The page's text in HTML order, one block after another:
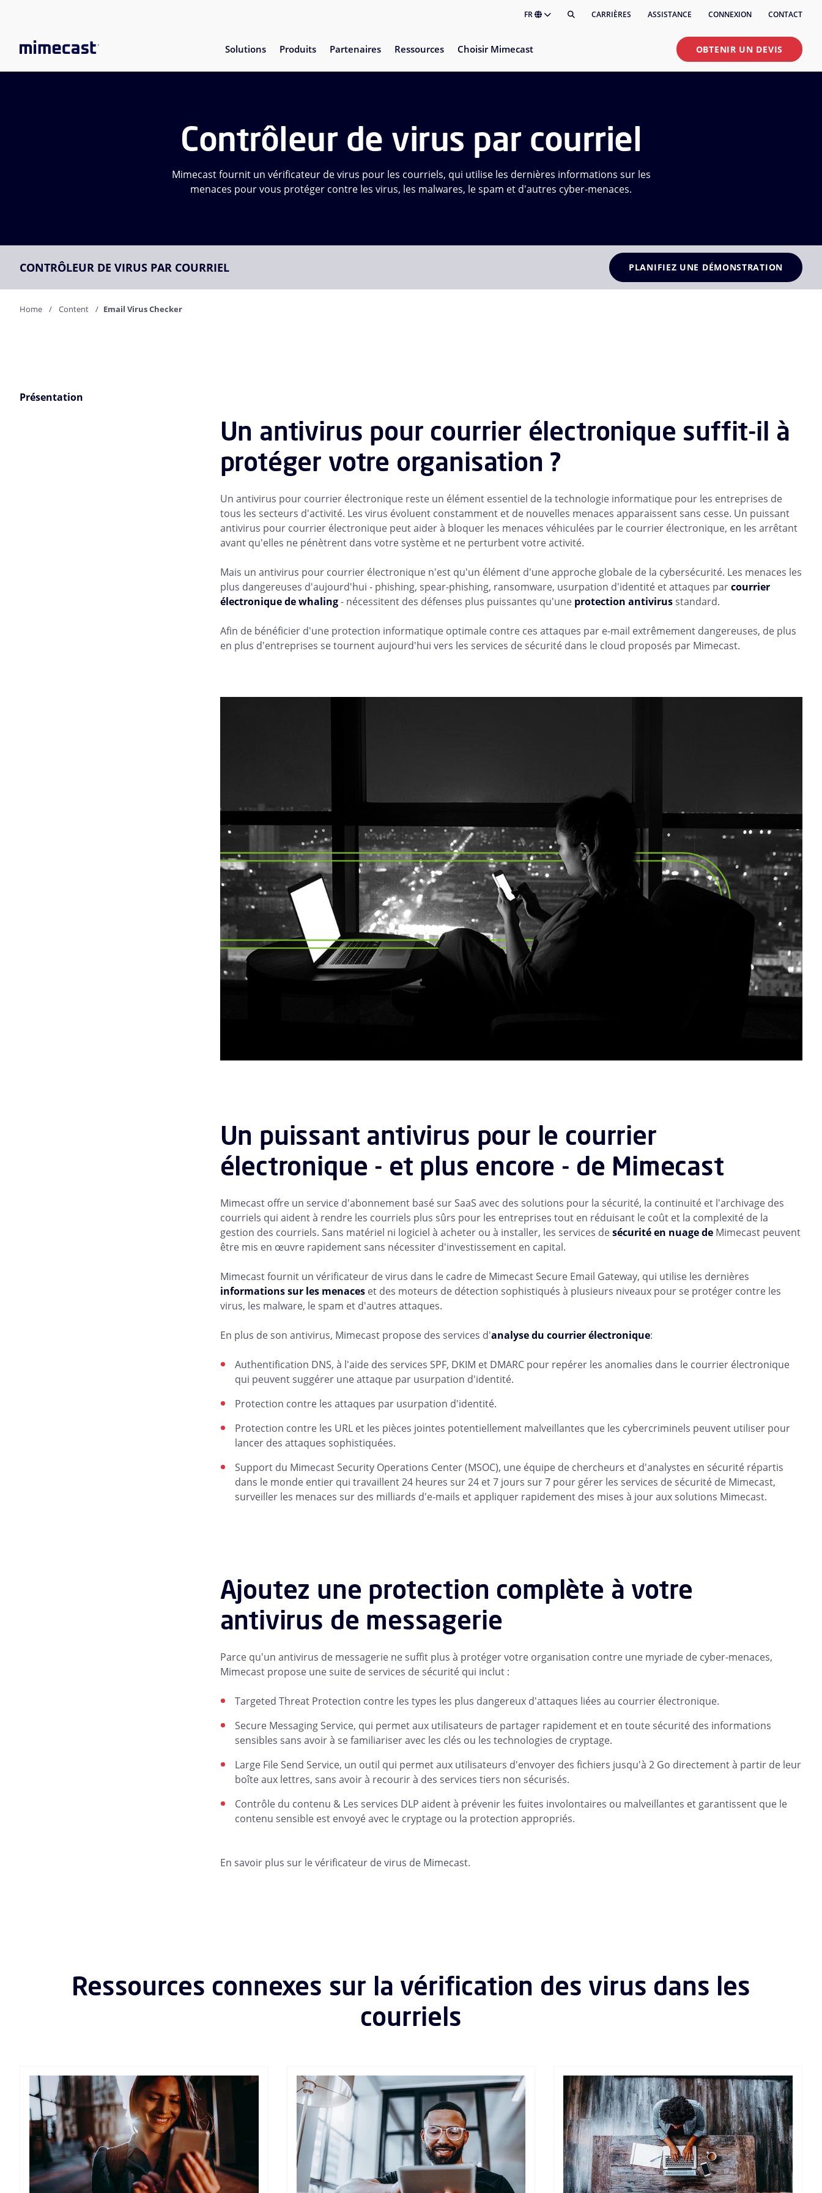
FR CARRIÈRES ASSISTANCE CONNEXION CONTACT
Solutions Produits Partenaires Ressources Choisir Mimecast OBTENIR UN DEVIS
Contrôleur de virus par courriel
Mimecast fournit un vérificateur de virus pour les courriels, qui utilise les dernières informations sur les
menaces pour vous protéger contre les virus, les malwares, le spam et d'autres cyber-menaces.
CONTRÔLEUR DE VIRUS PAR COURRIEL PLANIFIEZ UNE DÉMONSTRATION
Home Content Email Virus Checker
Présentation
Un antivirus pour courrier électronique suffit-il à
protéger votre organisation ?
Un antivirus pour courrier électronique reste un élément essentiel de la technologie informatique pour les entreprises de
tous les secteurs d'activité. Les virus évoluent constamment et de nouvelles menaces apparaissent sans cesse. Un puissant
antivirus pour courrier électronique peut aider à bloquer les menaces véhiculées par le courrier électronique, en les arrêtant
avant qu'elles ne pénètrent dans votre système et ne perturbent votre activité.
Mais un antivirus pour courrier électronique n'est qu'un élément d'une approche globale de la cybersécurité. Les menaces les
plus dangereuses d'aujourd'hui - phishing, spear-phishing, ransomware, usurpation d'identité et attaques parcourrier
électronique de whaling- nécessitent des défenses plus puissantes qu'une protection antivirusstandard.
Afin de bénéficier d'une protection informatique optimale contre ces attaques par e-mail extrêmement dangereuses, de plus
en plus d'entreprises se tournent aujourd'hui vers les services de sécurité dans le cloud proposés par Mimecast.
Un puissant antivirus pour le courrier
électronique - et plus encore - de Mimecast
Mimecast offre un service d'abonnement basé sur SaaS avec des solutions pour la sécurité, la continuité et l'archivage des
courriels qui aident à rendre les courriels plus sûrs pour les entreprises tout en réduisant le coût et la complexité de la
gestion des courriels. Sans matériel ni logiciel à acheter ou à installer, les services desécurité en nuage deMimecast peuvent
être mis en œuvre rapidement sans nécessiter d'investissement en capital.
Mimecast fournit un vérificateur de virus dans le cadre de Mimecast Secure Email Gateway, qui utilise les dernières
informations sur les menaceset des moteurs de détection sophistiqués à plusieurs niveaux pour se protéger contre les
virus, les malware, le spam et d'autres attaques.
En plus de son antivirus, Mimecast propose des services d'analyse du courrier électronique:
Authentification DNS, à l'aide des services SPF, DKIM et DMARC pour repérer les anomalies dans le courrier électronique
qui peuvent suggérer une attaque par usurpation d'identité.
Protection contre les attaques par usurpation d'identité.
Protection contre les URL et les pièces jointes potentiellement malveillantes que les cybercriminels peuvent utiliser pour
lancer des attaques sophistiquées.
Support du Mimecast Security Operations Center (MSOC), une équipe de chercheurs et d'analystes en sécurité répartis
dans le monde entier qui travaillent 24 heures sur 24 et 7 jours sur 7 pour gérer les services de sécurité de Mimecast,
surveiller les menaces sur des milliards d'e-mails et appliquer rapidement des mises à jour aux solutions Mimecast.
Ajoutez une protection complète à votre
antivirus de messagerie
Parce qu'un antivirus de messagerie ne suffit plus à protéger votre organisation contre une myriade de cyber-menaces,
Mimecast propose une suite de services de sécurité qui inclut :
Targeted Threat Protection contre les types les plus dangereux d'attaques liées au courrier électronique.
Secure Messaging Service, qui permet aux utilisateurs de partager rapidement et en toute sécurité des informations
sensibles sans avoir à se familiariser avec les clés ou les technologies de cryptage.
Large File Send Service, un outil qui permet aux utilisateurs d'envoyer des fichiers jusqu'à 2 Go directement à partir de leur
boîte aux lettres, sans avoir à recourir à des services tiers non sécurisés.
Contrôle du contenu & Les services DLP aident à prévenir les fuites involontaires ou malveillantes et garantissent que le
contenu sensible est envoyé avec le cryptage ou la protection appropriés.
En savoir plus sur le vérificateur de virus de Mimecast.
Ressources connexes sur la vérification des virus dans les
courriels